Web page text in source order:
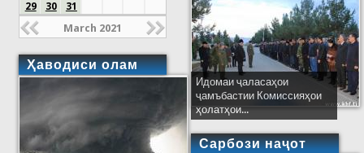
29
30 31
March 2021
Ҳаводиси олам
Идомаи ҷаласаҳои
ҷамъбастии Комиссияҳои
ҳолатҳои...
Сарбози наҷот